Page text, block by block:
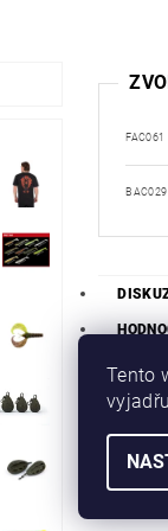
FAC061
BAC029
Buďte
Buďte
Tento